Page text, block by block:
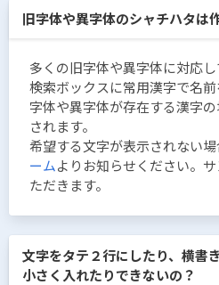
旧字体や異字体のシャチハタは
多くの旧字体や異字体に対応し
検索ボックスに常用漢字で名
字体や異字体が存在する漢字
されます。
希望する文字が表示されない場
ームよりお知らせください。
ただきます。
文字をタテ２行にしたり、横書
小さく入れたりできないの？